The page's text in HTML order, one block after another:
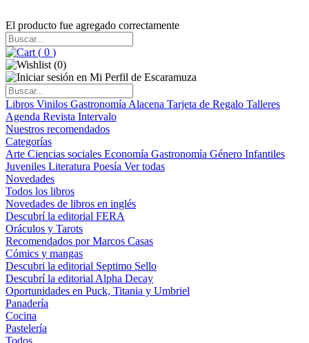
El producto fue agregado correctamente
( 0 )
(0)
Libros Vinilos Gastronomía Alacena Tarjeta de Regalo Talleres
Agenda Revista Intervalo
Nuestros recomendados
Categorías
Arte Ciencias sociales Economía Gastronomía Género Infantiles
Juveniles Literatura Poesía Ver todas
Novedades
Todos los libros
Novedades de libros en inglés
Descubrí la editorial FERA
Oráculos y Tarots
Recomendados por Marcos Casas
Cómics y mangas
Descubri la editorial Septimo Sello
Descubrí la editorial Alpha Decay
Oportunidades en Puck, Titania y Umbriel
Panadería
Cocina
Pastelería
Todos